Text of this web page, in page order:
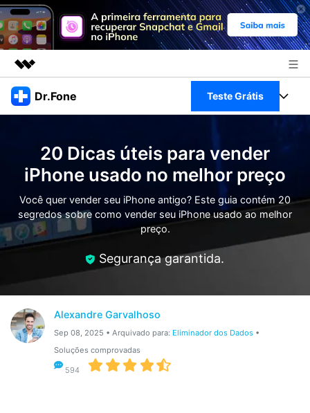
Produtos em destaque
Visão geral
Soluções
Sobre nós
Sala de imprensa
Loja
Dr.Fone Teste Grátis
Veja Toolkit Completo >
Productos
Para PC
Para Celular
Ver Todos Os Aplicativos
Guia & Suporte
Ações rápidas
Centro de Ajuda
Gerenciador de dados
Reparar Celular
Proteção do celular
20 Dicas úteis para vender
iPhone usado no melhor preço
Você quer vender seu iPhone antigo? Este guia contém 20
segredos sobre como vender seu iPhone usado ao melhor
preço.
Segurança garantida.
Alexandre Garvalhoso
Sep 08, 2025 • Arquivado para: Eliminador dos Dados•
Soluções comprovadas
594